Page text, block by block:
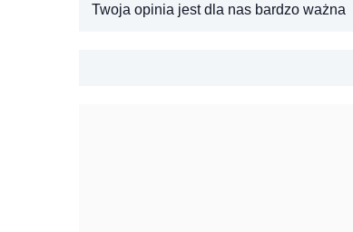
Twoja opinia jest dla nas bardzo ważna